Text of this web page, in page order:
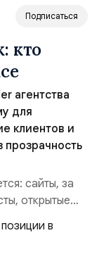
вер...
Подписаться
кто
агентства
для
клиентов и
прозрачность
сайты, за
открытые